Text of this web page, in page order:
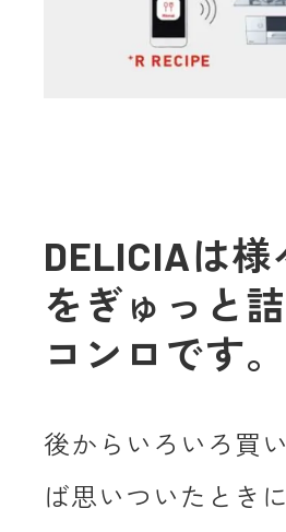
DELICIAは
をぎゅっと
コンロです。
後からいろいろ買
ば思いついたとき